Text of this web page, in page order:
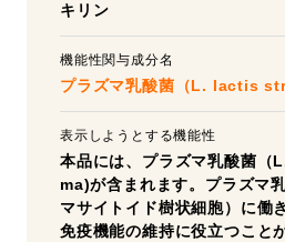
キリン
機能性関与成分名
プラズマ乳酸菌（L. lactis
表示しようとする機能性
本品には、プラズマ乳酸菌
ma)が含まれます。プラズマ
マサイトイド樹状細胞）に働
免疫機能の維持に役立つこと